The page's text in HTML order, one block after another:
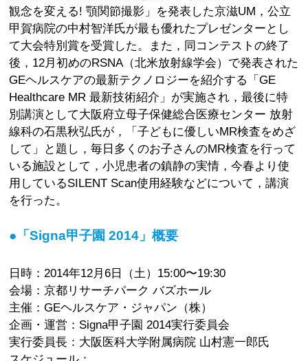
観念を変える! 顎関節撮影」を発表した京滋UM，公立
甲賀病院の中村智洋氏が最も優れたプレゼンターとし
て大会特別賞を受賞した。また，同コンテストの終了
後，12月初めのRSNA（北米放射線学会）で発表された
GEヘルスケアの最新テクノロジーを紹介する「GE
Healthcare MR 最新技術紹介」が実施され，最後に特
別講演として大阪府立母子保健総合医療センター 放射
線科の石黒秋弘氏が，「子どもに優しいMR検査をめざ
して」と題し，毎日多くのお子さんのMR検査を行って
いる施設として，小児患者の鎮静の実情，今春より使
用しているSILENT Scan使用経験などについて，講演
を行った。
●「Signa甲子園 2014」概要
日時：2014年12月6日（土）15:00〜19:30
会場：京都リサーチパーク バズホール
主催：GEヘルスケア・ジャパン（株）
企画・運営：Signa甲子園 2014実行委員会
実行委員長：大阪医科大学附属病院 山村憲一郎氏